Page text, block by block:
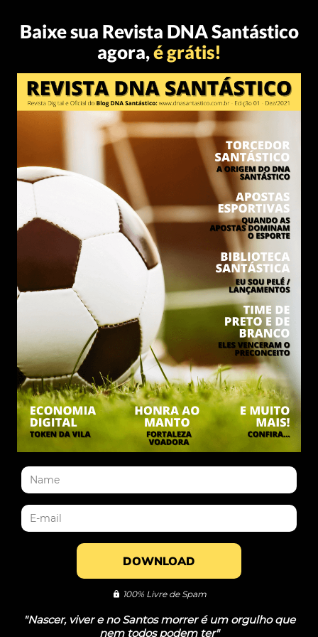
Baixe sua Revista DNA Santástico
agora,é grátis!
DOWNLOAD
100% Livre de Spam
"Nascer, viver e no Santos morrer é um orgulho que
nem todos podem ter"